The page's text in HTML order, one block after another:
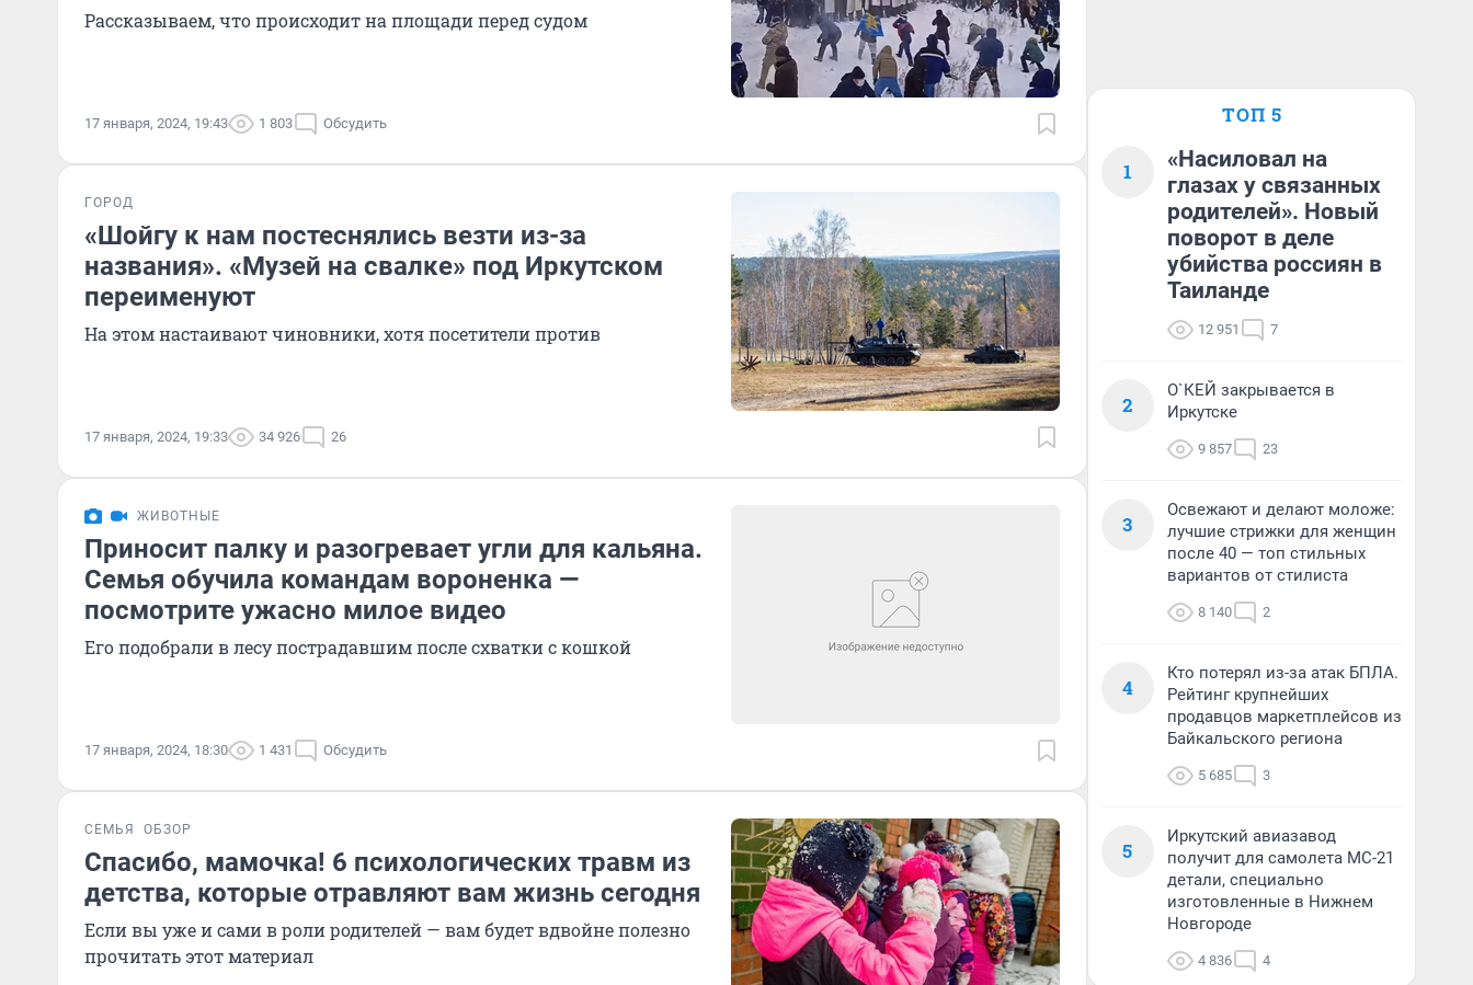
Рассказываем, что происходит на площади перед судом
17 января, 2024, 19:43 1 803 Обсудить
ГОРОД
«Шойгу к нам постеснялись везти из-за
названия». «Музей на свалке» под Иркутском
переименуют
На этом настаивают чиновники, хотя посетители против
17 января, 2024, 19:33 34 926 26
ЖИВОТНЫЕ
Приносит палку и разогревает угли для кальяна.
Семья обучила командам вороненка —
посмотрите ужасно милое видео
Его подобрали в лесу пострадавшим после схватки с кошкой
17 января, 2024, 18:30 1 431 Обсудить
СЕМЬЯ ОБЗОР
Спасибо, мамочка! 6 психологических травм из
детства, которые отравляют вам жизнь сегодня
Если вы уже и сами в роли родителей — вам будет вдвойне полезно
прочитать этот материал
ТОП 5
1
«Насиловал на
глазах у связанных
родителей». Новый
поворот в деле
убийства россиян в
Таиланде
12 951 7
2
О`КЕЙ закрывается в
Иркутске
9 857 23
3
Освежают и делают моложе:
лучшие стрижки для женщин
после 40 — топ стильных
вариантов от стилиста
8 140 2
4
Кто потерял из-за атак БПЛА.
Рейтинг крупнейших
продавцов маркетплейсов из
Байкальского региона
5 685 3
5
Иркутский авиазавод
получит для самолета МС-21
детали, специально
изготовленные в Нижнем
Новгороде
4 836 4